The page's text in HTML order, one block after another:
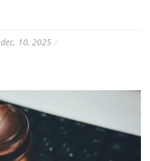
dec. 10, 2025